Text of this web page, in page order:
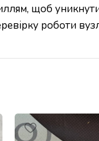
щоб
роботи